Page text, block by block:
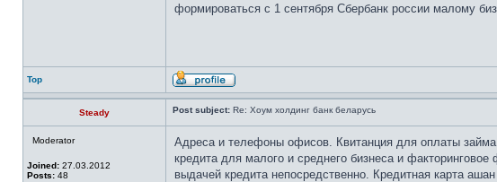
формироваться с 1 сентября Сбербанк россии малому
Top
Steady Post subject: Re: Хоум холдинг банк беларусь
Moderator
Joined: 27.03.2012
Posts: 48
Адреса и телефоны офисов. Квитанция для оплаты
кредита для малого и среднего бизнеса и
выдачей кредита непосредственно. Кредитная карта